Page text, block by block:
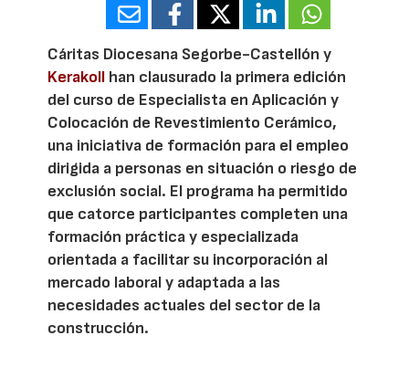
Cáritas Diocesana Segorbe-Castellón y
Kerakoll han clausurado la primera edición
del curso de Especialista en Aplicación y
Colocación de Revestimiento Cerámico,
una iniciativa de formación para el empleo
dirigida a personas en situación o riesgo de
exclusión social. El programa ha permitido
que catorce participantes completen una
formación práctica y especializada
orientada a facilitar su incorporación al
mercado laboral y adaptada a las
necesidades actuales del sector de la
construcción.